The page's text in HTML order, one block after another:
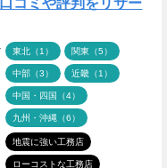
東北（1） 関東（5）
中部（3） 近畿（1）
中国・四国（4）
九州・沖縄（6）
地震に強い工務店
ローコストな工務店